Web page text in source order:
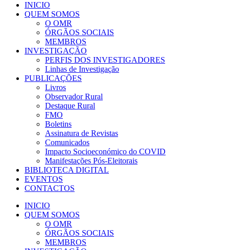
INICIO
QUEM SOMOS
O OMR
ÓRGÃOS SOCIAIS
MEMBROS
INVESTIGAÇÃO
PERFIS DOS INVESTIGADORES
Linhas de Investigação
PUBLICAÇÕES
Livros
Observador Rural
Destaque Rural
FMO
Boletins
Assinatura de Revistas
Comunicados
Impacto Socioeconómico do COVID
Manifestações Pós-Eleitorais
BIBLIOTECA DIGITAL
EVENTOS
CONTACTOS
INICIO
QUEM SOMOS
O OMR
ÓRGÃOS SOCIAIS
MEMBROS